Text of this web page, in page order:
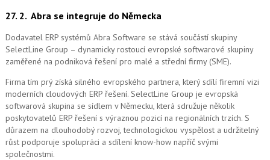
27. 2. Abra se integruje do Německa
Dodavatel ERP systémů Abra Software se stává součástí skupiny
SelectLine Group – dynamicky rostoucí evropské softwarové skupiny
zaměřené na podniková řešení pro malé a střední firmy (SME).
Firma tím prý získá silného evropského partnera, který sdílí firemní vizi
moderních cloudových ERP řešení. SelectLine Group je evropská
softwarová skupina se sídlem v Německu, která sdružuje několik
poskytovatelů ERP řešení s výraznou pozicí na regionálních trzích. S
důrazem na dlouhodobý rozvoj, technologickou vyspělost a udržitelný
růst podporuje spolupráci a sdílení know-how napříč svými
společnostmi.